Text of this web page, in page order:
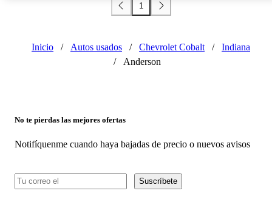
1
Inicio / Autos usados / Chevrolet Cobalt /
Indiana
/
Anderson
No te pierdas las mejores ofertas
Notifíquenme cuando haya bajadas de precio o nuevos avisos
Suscríbete